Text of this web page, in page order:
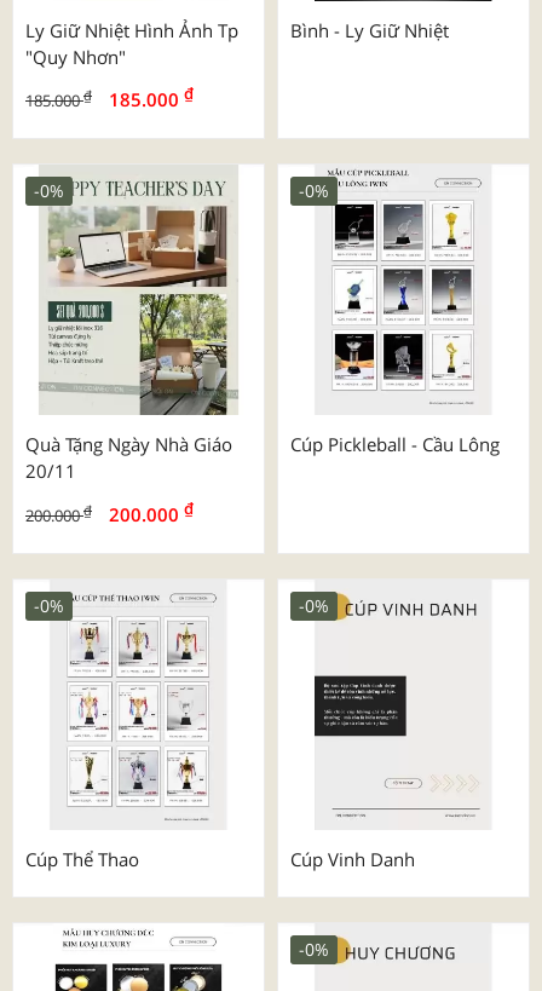
Ly Giữ Nhiệt Hình Ảnh Tp
"quy Nhơn"
185.000₫ 185.000 ₫
Bình - Ly Giữ Nhiệt
Quà Tặng Ngày Nhà Giáo
20/11
200.000₫ 200.000 ₫
-0%
Cúp Pickleball - Cầu Lông
-0%
Cúp Thể Thao
-0%
Cúp Vinh Danh
-0%
-0%